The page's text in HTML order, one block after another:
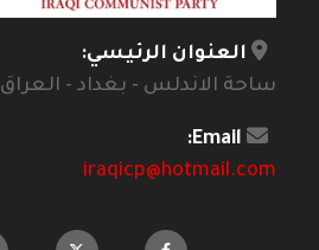
العنوان الرئيسي:
ساحة الاندلس - بغداد - العراق
Email:
iraqicp@hotmail.com